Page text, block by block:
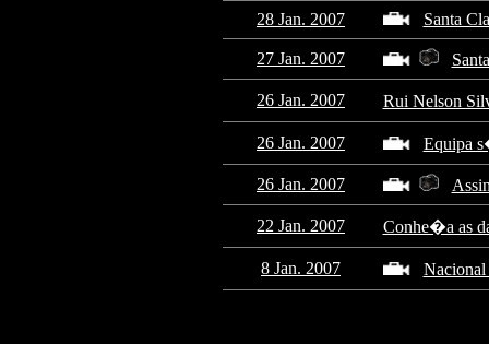
28 Jan. 2007 Santa
27 Jan. 2007
26 Jan. 2007 Rui Nelson
26 Jan. 2007 Equipa
26 Jan. 2007
22 Jan. 2007 Conhe�a as
8 Jan. 2007